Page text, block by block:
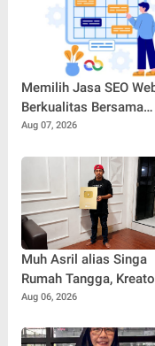
Memilih Jasa SEO
Berkualitas Bersama
SEOBITT untuk
Bisnis
Aug 07, 2026
Muh Asril alias Singa
Rumah Tangga,
Kocak yang Jago Bikin
Hiburan
Aug 06, 2026